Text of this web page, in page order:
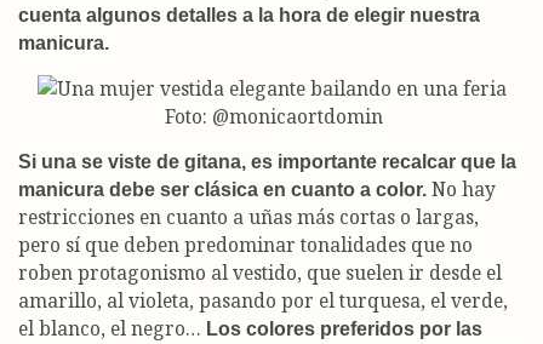
cuenta algunos detalles a la hora de elegir nuestra
manicura.
Foto: @monicaortdomin
Si una se viste de gitana, es importante recalcar que la
manicura debe ser clásica en cuanto a color. No hay
restricciones en cuanto a uñas más cortas o largas,
pero sí que deben predominar tonalidades que no
roben protagonismo al vestido, que suelen ir desde el
amarillo, al violeta, pasando por el turquesa, el verde,
el blanco, el negro… Los colores preferidos por las